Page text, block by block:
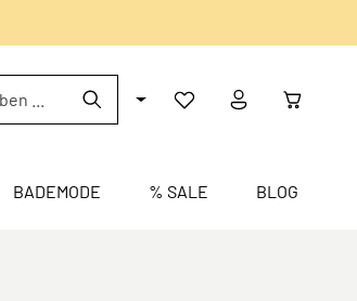
BADEMODE % SALE BLOG